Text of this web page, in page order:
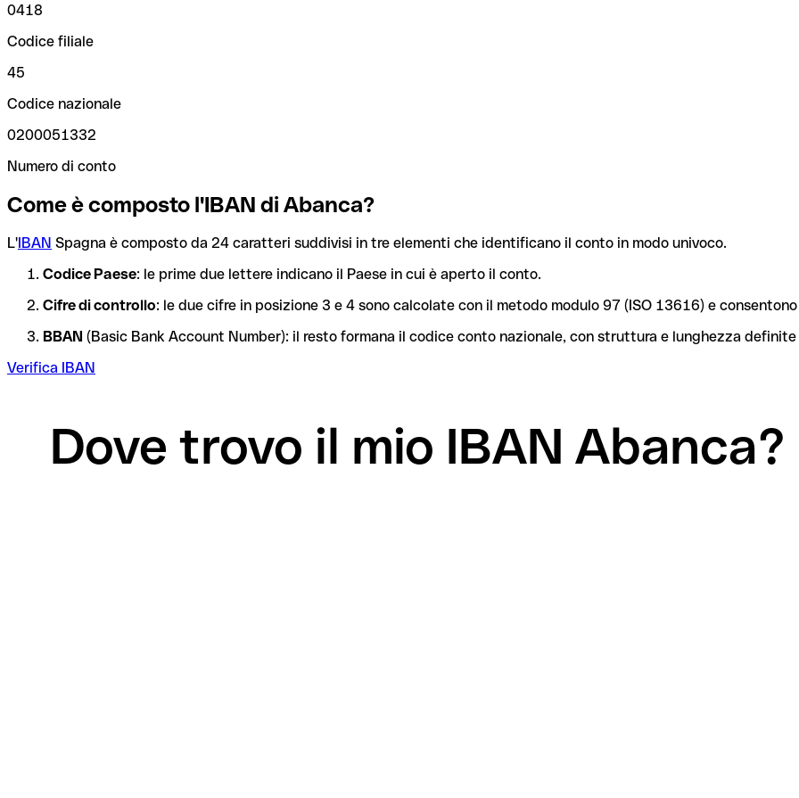
0418
Codice filiale
45
Codice nazionale
0200051332
Numero di conto
Come è composto l'IBAN di Abanca?
L'IBAN Spagna è composto da 24 caratteri suddivisi in tre elementi che identificano il conto in modo univoco.
Codice Paese: le prime due lettere indicano il Paese in cui è aperto il conto.
Cifre di controllo: le due cifre in posizione 3 e 4 sono calcolate con il metodo modulo 97 (ISO 13616) e
BBAN (Basic Bank Account Number): il resto formana il codice conto nazionale, con struttura e lunghezza
Verifica IBAN
Dove trovo il mio IBAN Abanca?